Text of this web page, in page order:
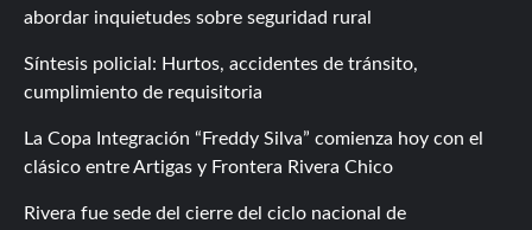
abordar inquietudes sobre seguridad rural
Síntesis policial: Hurtos, accidentes de tránsito,
cumplimiento de requisitoria
La Copa Integración “Freddy Silva” comienza hoy con el
clásico entre Artigas y Frontera Rivera Chico
Rivera fue sede del cierre del ciclo nacional de